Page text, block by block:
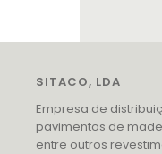
SITACO, LDA
Empresa de
pavimentos de
entre outros